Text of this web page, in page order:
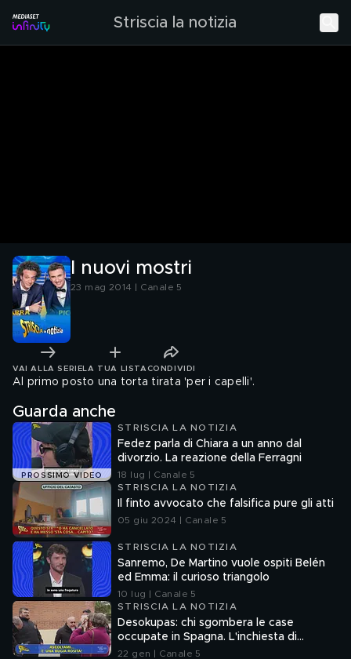
Striscia la notizia
I nuovi mostri
23 mag 2014 | Canale 5
VAI ALLA SERIE LA TUA LISTA CONDIVIDI
Al primo posto una torta tirata 'per i capelli'.
Guarda anche
PROSSIMO VIDEO
STRISCIA LA NOTIZIA
Fedez parla di Chiara a un anno dal
divorzio. La reazione della Ferragni
18 lug | Canale 5
STRISCIA LA NOTIZIA
Il finto avvocato che falsifica pure gli atti
05 giu 2024 | Canale 5
STRISCIA LA NOTIZIA
Sanremo, De Martino vuole ospiti Belén
ed Emma: il curioso triangolo
10 lug | Canale 5
STRISCIA LA NOTIZIA
Desokupas: chi sgombera le case
occupate in Spagna. L'inchiesta di
Francesco Mazza
22 gen | Canale 5